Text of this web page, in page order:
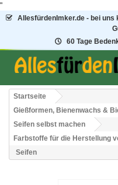
"
AllesfürdenImker.de - bei uns
60 Tage
Startseite
Gießformen, Bienenwachs &
Seifen selbst machen
Farbstoffe für die Herstellung
Seifen